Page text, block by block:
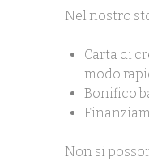
Nel nostro
Carta di
modo
Bonifico
Non si